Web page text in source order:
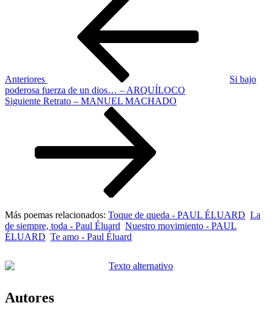
Anteriores
Si bajo
poderosa fuerza de un dios… – ARQUÍLOCO
Siguiente
Siguiente Retrato – MANUEL MACHADO
Más poemas relacionados: Toque de queda - PAUL ÉLUARD La
de siempre, toda - Paul Éluard Nuestro movimiento - PAUL
ÉLUARD Te amo - Paul Éluard
Autores